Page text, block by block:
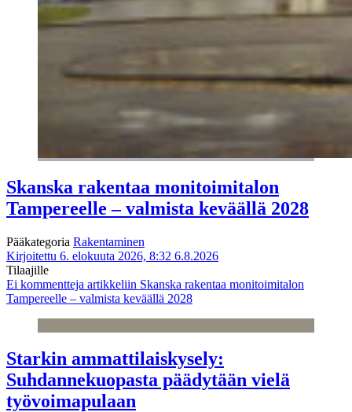
Skanska rakentaa monitoimitalon
Tampereelle – valmista keväällä 2028
Pääkategoria Rakentaminen
Kirjoitettu 6. elokuuta 2026, 8:32 6.8.2026
Tilaajille
Ei kommentteja artikkeliin Skanska rakentaa monitoimitalon
Tampereelle – valmista keväällä 2028
Starkin ammattilaiskysely:
Suhdannekuopasta päädytään vielä
työvoimapulaan